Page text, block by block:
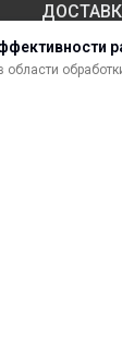
области